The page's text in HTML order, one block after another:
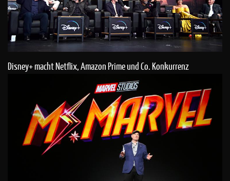
Disney+ macht Netflix, Amazon Prime und Co. Konkurrenz